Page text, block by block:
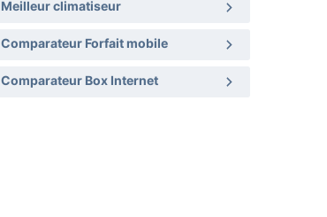
Meilleur climatiseur
Comparateur Forfait mobile
Comparateur Box Internet